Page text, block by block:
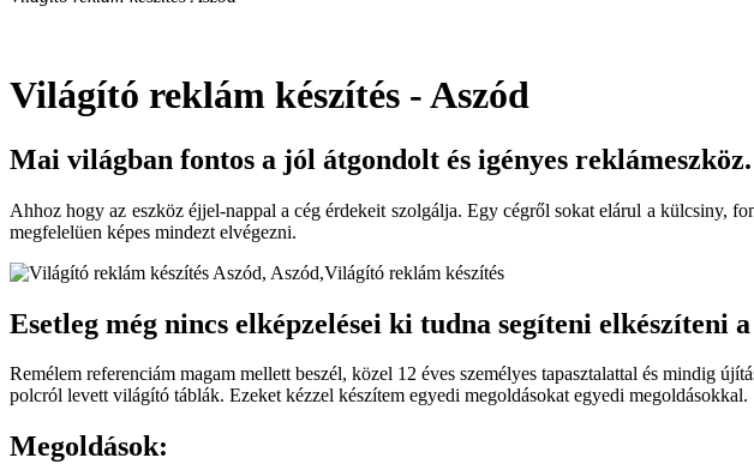
Világító reklám készítés - Aszód
Mai világban fontos a jól átgondolt és igényes
Ahhoz hogy az eszköz éjjel-nappal a cég érdekeit szolgálja. Egy cégről sokat elárul a külcsiny,
megfelelüen képes mindezt elvégezni.
Esetleg még nincs elképzelései ki tudna segíteni
Remélem referenciám magam mellett beszél, közel 12 éves személyes tapasztalattal és mindig
polcról levett világító táblák. Ezeket kézzel készítem egyedi megoldásokat egyedi megoldásokkal.
Megoldások: